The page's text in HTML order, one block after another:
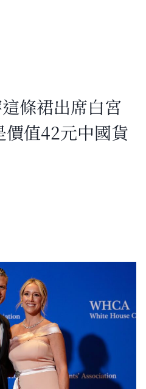
條裙出席白宮
值42元中國貨